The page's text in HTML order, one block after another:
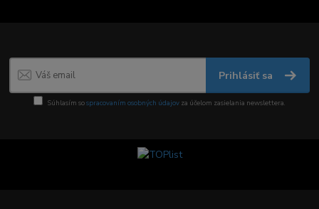
Prihlásiť sa
Súhlasím sospracovaním osobných údajov za účelom zasielania newslettera.